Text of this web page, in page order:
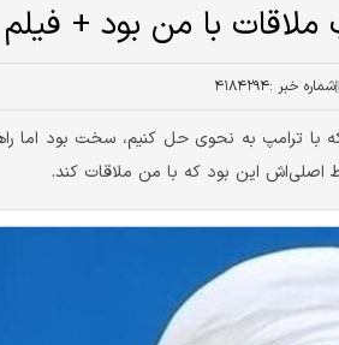
با من بود + فیلم
شماره خبر :۴۱۸۴۲۹۴
ترامپ به نحوی حل کنیم، سخت بود اما
اصلی‌اش این بود که با من ملاقات کند.